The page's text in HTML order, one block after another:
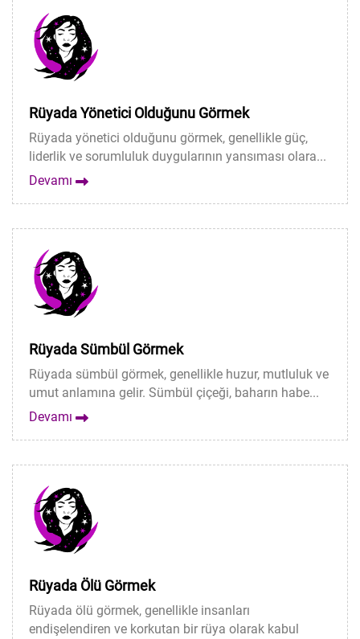
Rüyada Yönetici Olduğunu Görmek
Rüyada yönetici olduğunu görmek, genellikle güç,
liderlik ve sorumluluk duygularının yansıması olara...
Devamı
Rüyada Sümbül Görmek
Rüyada sümbül görmek, genellikle huzur, mutluluk ve
umut anlamına gelir. Sümbül çiçeği, baharın habe...
Devamı
Rüyada Ölü Görmek
Rüyada ölü görmek, genellikle insanları
endişelendiren ve korkutan bir rüya olarak kabul